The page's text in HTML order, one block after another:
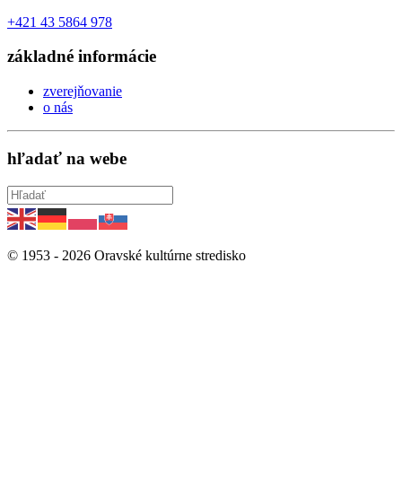
+421 43 5864 978
základné informácie
zverejňovanie
o nás
hľadať na webe
© 1953 - 2026 Oravské kultúrne stredisko